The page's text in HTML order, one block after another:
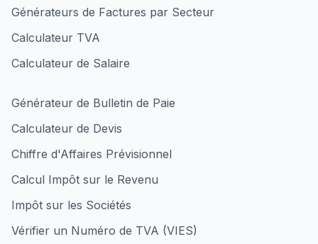
Générateurs de Factures par Secteur
Calculateur TVA
Calculateur de Salaire
Générateur de Bulletin de Paie
Calculateur de Devis
Chiffre d'Affaires Prévisionnel
Calcul Impôt sur le Revenu
Impôt sur les Sociétés
Vérifier un Numéro de TVA (VIES)